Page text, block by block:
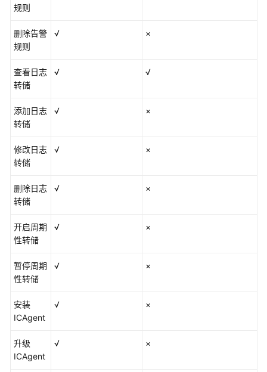
规则
删除告警
规则
√ ×
查看日志
转储
√ √
添加日志
转储
√ ×
修改日志
转储
√ ×
删除日志
转储
√ ×
开启周期
性转储
√ ×
暂停周期
性转储
√ ×
安装
ICAgent
√ ×
升级
ICAgent
√ ×